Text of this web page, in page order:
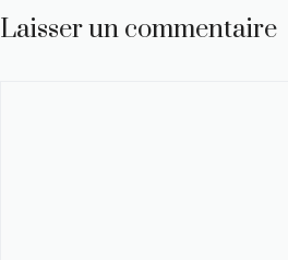
Laisser un commentaire